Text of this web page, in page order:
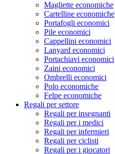
Magliette economiche
Cartelline economiche
Portafogli economici
Pile economici
Cappellini economici
Lanyard economici
Portachiavi economici
Zaini economici
Ombrelli economici
Polo economiche
Felpe economiche
Regali per settore
Regali per insegnanti
Regali per i medici
Regali per infermieri
Regali per ciclisti
Regali per i giocatori